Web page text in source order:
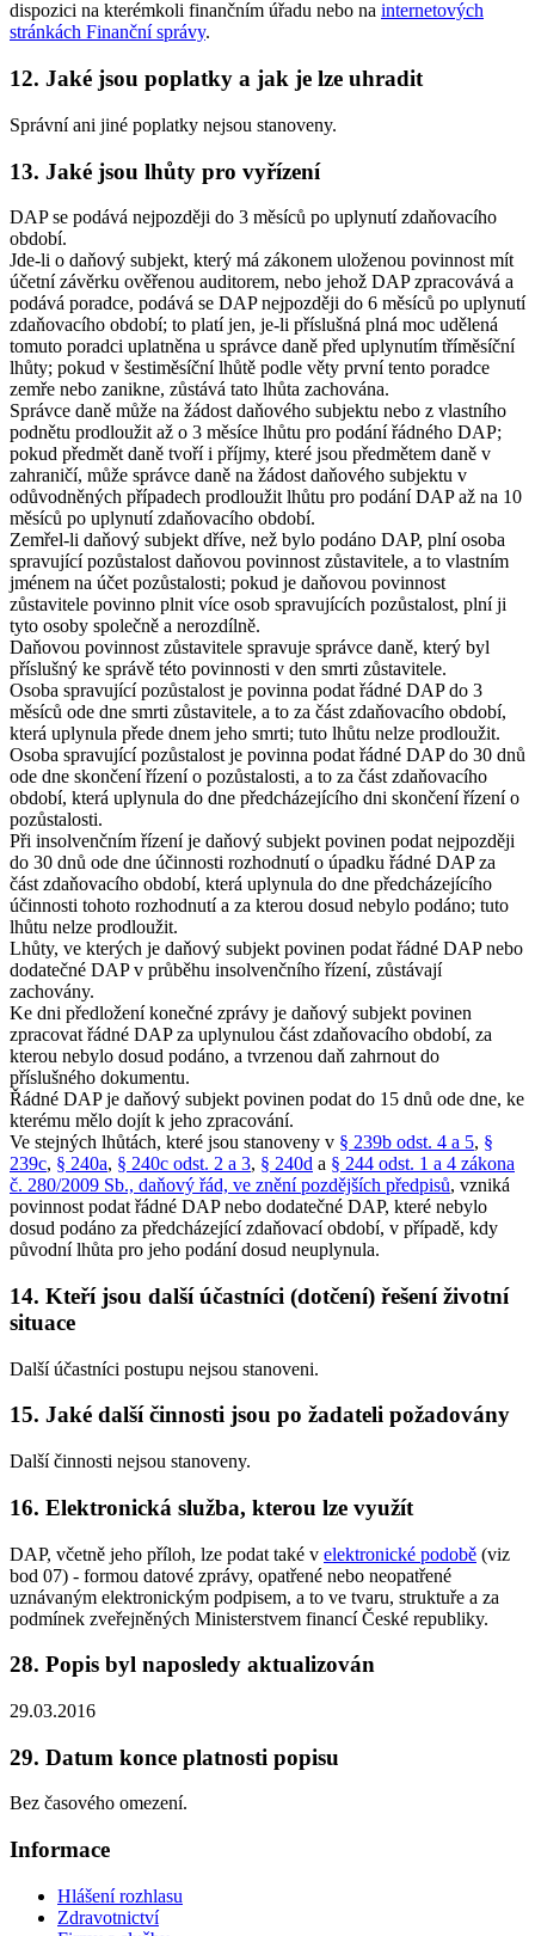
dispozici na kterémkoli finančním úřadu nebo na internetových
stránkách Finanční správy.
12. Jaké jsou poplatky a jak je lze uhradit
Správní ani jiné poplatky nejsou stanoveny.
13. Jaké jsou lhůty pro vyřízení
DAP se podává nejpozději do 3 měsíců po uplynutí zdaňovacího
období.
Jde-li o daňový subjekt, který má zákonem uloženou povinnost mít
účetní závěrku ověřenou auditorem, nebo jehož DAP zpracovává a
podává poradce, podává se DAP nejpozději do 6 měsíců po uplynutí
zdaňovacího období; to platí jen, je-li příslušná plná moc udělená
tomuto poradci uplatněna u správce daně před uplynutím tříměsíční
lhůty; pokud v šestiměsíční lhůtě podle věty první tento poradce
zemře nebo zanikne, zůstává tato lhůta zachována.
Správce daně může na žádost daňového subjektu nebo z vlastního
podnětu prodloužit až o 3 měsíce lhůtu pro podání řádného DAP;
pokud předmět daně tvoří i příjmy, které jsou předmětem daně v
zahraničí, může správce daně na žádost daňového subjektu v
odůvodněných případech prodloužit lhůtu pro podání DAP až na 10
měsíců po uplynutí zdaňovacího období.
Zemřel-li daňový subjekt dříve, než bylo podáno DAP, plní osoba
spravující pozůstalost daňovou povinnost zůstavitele, a to vlastním
jménem na účet pozůstalosti; pokud je daňovou povinnost
zůstavitele povinno plnit více osob spravujících pozůstalost, plní ji
tyto osoby společně a nerozdílně.
Daňovou povinnost zůstavitele spravuje správce daně, který byl
příslušný ke správě této povinnosti v den smrti zůstavitele.
Osoba spravující pozůstalost je povinna podat řádné DAP do 3
měsíců ode dne smrti zůstavitele, a to za část zdaňovacího období,
která uplynula přede dnem jeho smrti; tuto lhůtu nelze prodloužit.
Osoba spravující pozůstalost je povinna podat řádné DAP do 30 dnů
ode dne skončení řízení o pozůstalosti, a to za část zdaňovacího
období, která uplynula do dne předcházejícího dni skončení řízení o
pozůstalosti.
Při insolvenčním řízení je daňový subjekt povinen podat nejpozději
do 30 dnů ode dne účinnosti rozhodnutí o úpadku řádné DAP za
část zdaňovacího období, která uplynula do dne předcházejícího
účinnosti tohoto rozhodnutí a za kterou dosud nebylo podáno; tuto
lhůtu nelze prodloužit.
Lhůty, ve kterých je daňový subjekt povinen podat řádné DAP nebo
dodatečné DAP v průběhu insolvenčního řízení, zůstávají
zachovány.
Ke dni předložení konečné zprávy je daňový subjekt povinen
zpracovat řádné DAP za uplynulou část zdaňovacího období, za
kterou nebylo dosud podáno, a tvrzenou daň zahrnout do
příslušného dokumentu.
Řádné DAP je daňový subjekt povinen podat do 15 dnů ode dne, ke
kterému mělo dojít k jeho zpracování.
Ve stejných lhůtách, které jsou stanoveny v § 239b odst. 4 a 5, §
239c, § 240a, § 240c odst. 2 a 3, § 240d a § 244 odst. 1 a 4 zákona
č. 280/2009 Sb., daňový řád, ve znění pozdějších předpisů, vzniká
povinnost podat řádné DAP nebo dodatečné DAP, které nebylo
dosud podáno za předcházející zdaňovací období, v případě, kdy
původní lhůta pro jeho podání dosud neuplynula.
14. Kteří jsou další účastníci (dotčení) řešení životní
situace
Další účastníci postupu nejsou stanoveni.
15. Jaké další činnosti jsou po žadateli požadovány
Další činnosti nejsou stanoveny.
16. Elektronická služba, kterou lze využít
DAP, včetně jeho příloh, lze podat také v elektronické podobě (viz
bod 07) - formou datové zprávy, opatřené nebo neopatřené
uznávaným elektronickým podpisem, a to ve tvaru, struktuře a za
podmínek zveřejněných Ministerstvem financí České republiky.
28. Popis byl naposledy aktualizován
29.03.2016
29. Datum konce platnosti popisu
Bez časového omezení.
Informace
Hlášení rozhlasu
Zdravotnictví